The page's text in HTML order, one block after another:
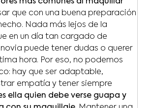
que con una buena preparación
Nada más lejos de la
en un día tan cargado de
puede tener dudas o querer
hora. Por eso, no podemos
hay que ser adaptable,
empatía y tener siempre
ella quien debe verse guapa y